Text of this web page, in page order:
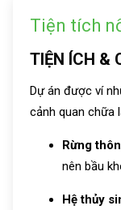
Tiện tích
TIỆN ÍCH &
Dự án được ví
cảnh quan chữa
Rừng
nên bầu
Hệ thủy